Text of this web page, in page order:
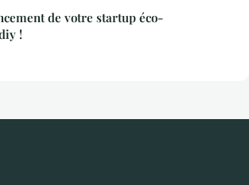
de votre startup éco-
!